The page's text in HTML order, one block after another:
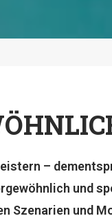
–
und
Szenarien und